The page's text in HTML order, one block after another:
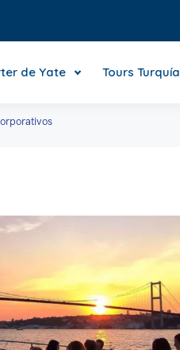
de Yate Tours Turquía